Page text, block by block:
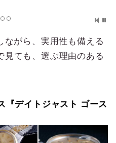
ながら、実用性も備える
ても、選ぶ理由のある
『デイトジャスト ゴース